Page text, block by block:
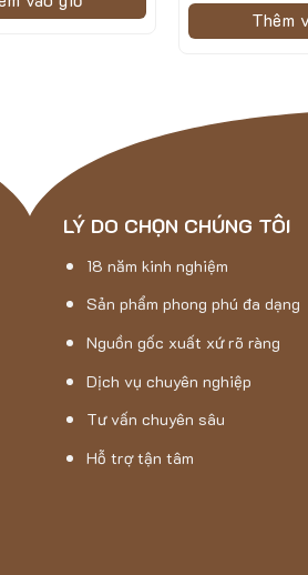
Thêm
LÝ DO CHỌN CHÚNG TÔI
18 năm kinh nghiệm
Sản phẩm phong phú đa dạng
Nguồn gốc xuất xứ rõ ràng
Dịch vụ chuyên nghiệp
Tư vấn chuyên sâu
Hỗ trợ tận tâm